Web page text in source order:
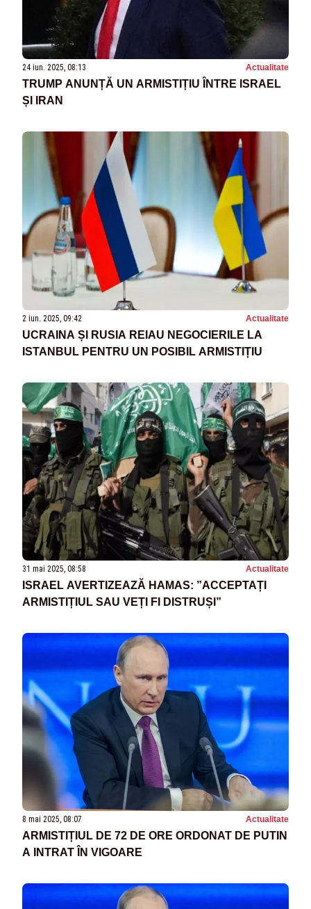
24 iun. 2025, 08:13 Actualitate
TRUMP ANUNȚĂ UN ARMISTIȚIU ÎNTRE ISRAEL
ȘI IRAN
2 iun. 2025, 09:42 Actualitate
UCRAINA ȘI RUSIA REIAU NEGOCIERILE LA
ISTANBUL PENTRU UN POSIBIL ARMISTIȚIU
31 mai 2025, 08:58 Actualitate
ISRAEL AVERTIZEAZĂ HAMAS: ”ACCEPTAȚI
ARMISTIȚIUL SAU VEȚI FI DISTRUȘI”
8 mai 2025, 08:07 Actualitate
ARMISTIȚIUL DE 72 DE ORE ORDONAT DE PUTIN
A INTRAT ÎN VIGOARE